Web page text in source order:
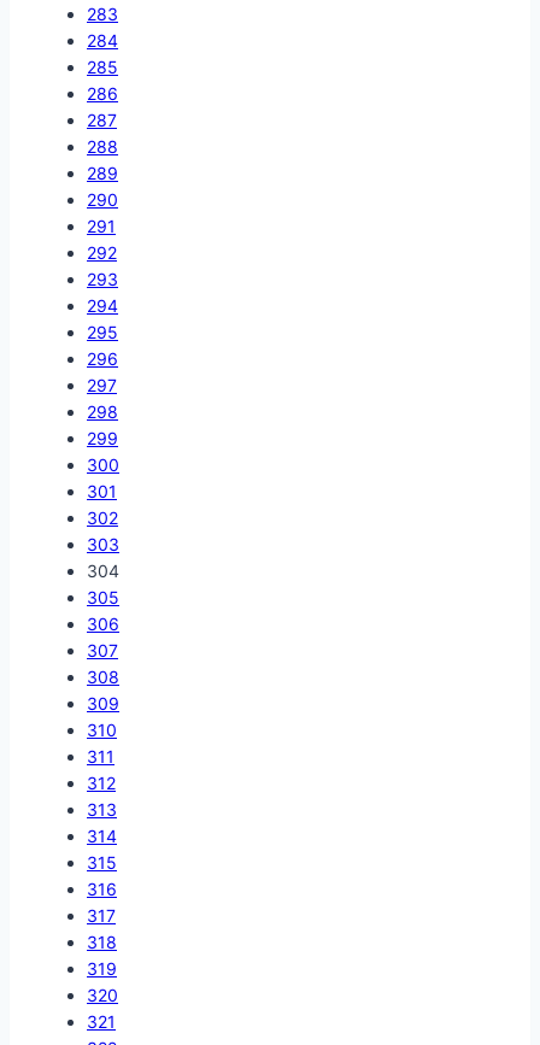
283
284
285
286
287
288
289
290
291
292
293
294
295
296
297
298
299
300
301
302
303
304
305
306
307
308
309
310
311
312
313
314
315
316
317
318
319
320
321